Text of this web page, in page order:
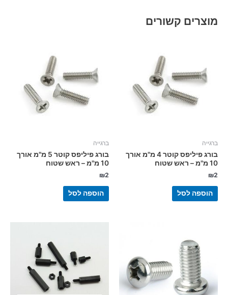
מוצרים קשורים
ברגייה
בורג פיליפס קוטר 4 מ"מ אורך
10 מ"מ – ראש שטוח
₪2
הוספה לסל
ברגייה
בורג פיליפס קוטר 5 מ"מ אורך
10 מ"מ – ראש שטוח
₪2
הוספה לסל